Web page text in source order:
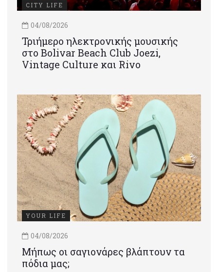
CITY LIFE
04/08/2026
Τριήμερο ηλεκτρονικής μουσικής
στο Bolivar Beach Club Joezi,
Vintage Culture και Rivo
YOUR LIFE
04/08/2026
Μήπως οι σαγιονάρες βλάπτουν τα
πόδια μας;